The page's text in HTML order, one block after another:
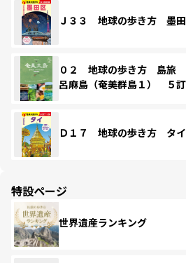
Ｊ３３ 地球の歩き方 墨
０２ 地球の歩き方 島
呂麻島（奄美群島１） ５
Ｄ１７ 地球の歩き方 タ
特設ページ
世界遺産ランキング